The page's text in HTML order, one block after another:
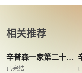
相关推荐
辛普森一家第二十二季
已完结